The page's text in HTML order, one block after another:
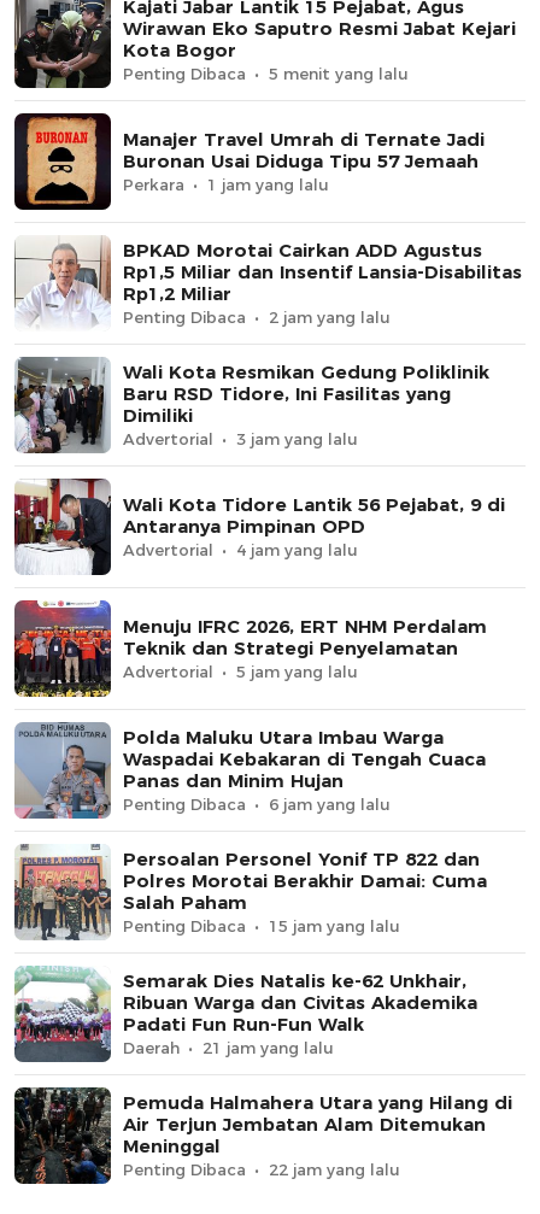
Kajati Jabar Lantik 15 Pejabat, Agus
Wirawan Eko Saputro Resmi Jabat Kejari
Kota Bogor
Penting Dibaca 5 menit yang lalu
Manajer Travel Umrah di Ternate Jadi
Buronan Usai Diduga Tipu 57 Jemaah
Perkara 1 jam yang lalu
BPKAD Morotai Cairkan ADD Agustus
Rp1,5 Miliar dan Insentif Lansia-Disabilitas
Rp1,2 Miliar
Penting Dibaca 2 jam yang lalu
Wali Kota Resmikan Gedung Poliklinik
Baru RSD Tidore, Ini Fasilitas yang
Dimiliki
Advertorial 3 jam yang lalu
Wali Kota Tidore Lantik 56 Pejabat, 9 di
Antaranya Pimpinan OPD
Advertorial 4 jam yang lalu
Menuju IFRC 2026, ERT NHM Perdalam
Teknik dan Strategi Penyelamatan
Advertorial 5 jam yang lalu
Polda Maluku Utara Imbau Warga
Waspadai Kebakaran di Tengah Cuaca
Panas dan Minim Hujan
Penting Dibaca 6 jam yang lalu
Persoalan Personel Yonif TP 822 dan
Polres Morotai Berakhir Damai: Cuma
Salah Paham
Penting Dibaca 15 jam yang lalu
Semarak Dies Natalis ke-62 Unkhair,
Ribuan Warga dan Civitas Akademika
Padati Fun Run-Fun Walk
Daerah 21 jam yang lalu
Pemuda Halmahera Utara yang Hilang di
Air Terjun Jembatan Alam Ditemukan
Meninggal
Penting Dibaca 22 jam yang lalu